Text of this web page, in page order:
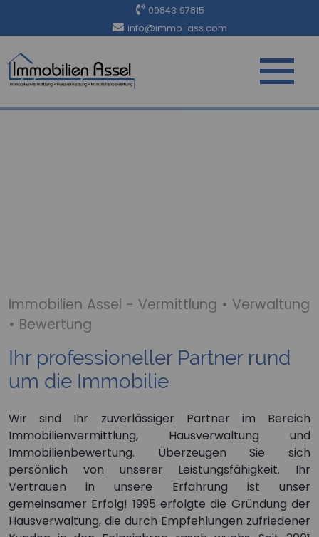
09843 97815
info@immo-ass.com
Immobilien Assel - Vermittlung • Verwaltung
• Bewertung
Ihr professioneller Partner rund
um die Immobilie
Wir sind Ihr zuverlässiger Partner im Bereich
Immobilienvermittlung, Hausverwaltung und
Immobilienbewertung. Überzeugen Sie sich
persönlich von unserer Leistungsfähigkeit. Ihr
Vertrauen in unsere Erfahrung ist unser
gemeinsamer Erfolg! 1995 erfolgte die Gründung der
Hausverwaltung, die durch Empfehlungen zufriedener